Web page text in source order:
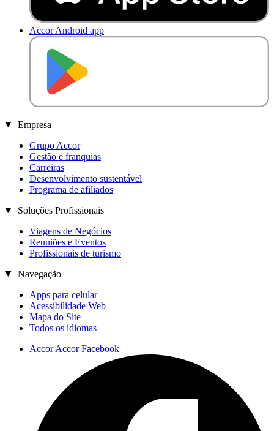
Accor Android app
Empresa
Grupo Accor
Gestão e franquias
Carreiras
Desenvolvimento sustentável
Programa de afiliados
Soluções Profissionais
Viagens de Negócios
Reuniões e Eventos
Profissionais de turismo
Navegação
Apps para celular
Acessibilidade Web
Mapa do Site
Todos os idiomas
Accor Accor Facebook